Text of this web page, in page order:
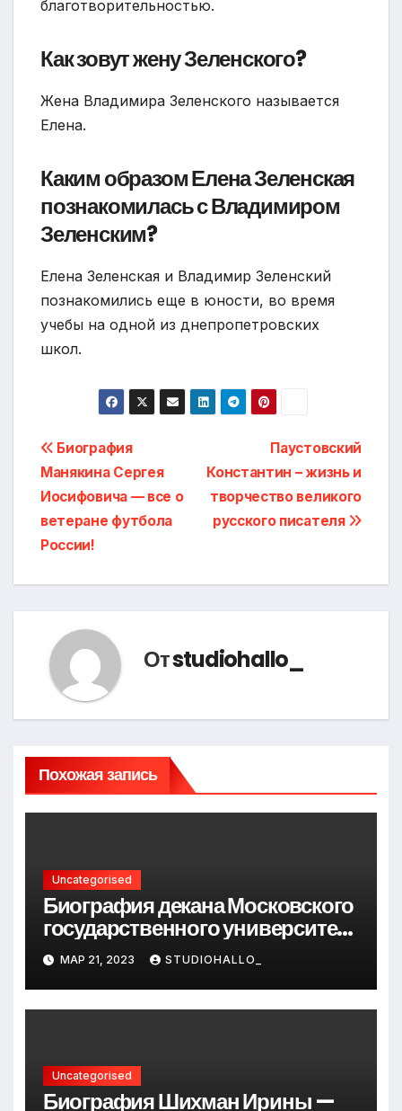
благотворительностью.
Как зовут жену Зеленского?
Жена Владимира Зеленского называется
Елена.
Каким образом Елена Зеленская
познакомилась с Владимиром
Зеленским?
Елена Зеленская и Владимир Зеленский
познакомились еще в юности, во время
учебы на одной из днепропетровских
школ.
Навигация
по
записям
Паустовский
Константин – жизнь и
творчество великого
русского писателя
Биография
Манякина Сергея
Иосифовича — все о
ветеране футбола
России!
Отstudiohallo_
Похожая запись
Uncategorised
Биография декана Московского
государственного университета
Андрея Сидорова — от студента
до руководителя
МАР 21, 2023 STUDIOHALLO_
Uncategorised
Биография Шихман Ирины —